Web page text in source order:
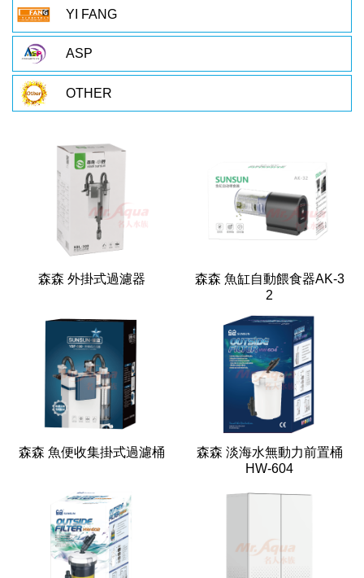
YI FANG
ASP
OTHER
森森 外掛式過濾器
森森 魚缸自動餵食器AK-3
2
森森 魚便收集掛式過濾桶
森森 淡海水無動力前置桶
HW-604